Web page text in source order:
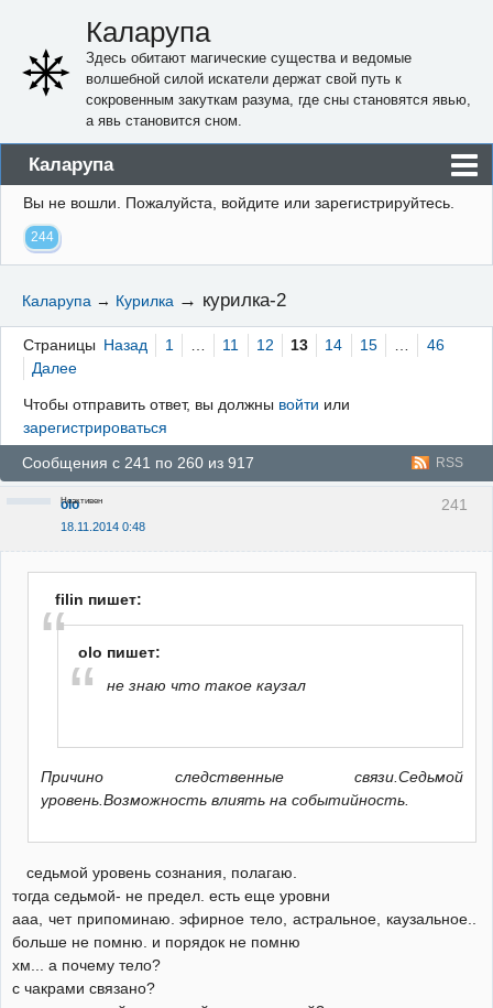
Каларупа
Здесь обитают магические существа и ведомые
волшебной силой искатели держат свой путь к
сокровенным закуткам разума, где сны становятся явью,
а явь становится сном.
Каларупа
Блог
Форум
Правила
Регистрация
Вход
Вы не вошли. Пожалуйста, войдите или зарегистрируйтесь.
244
Каларупа → Курилка → курилка-2
Страницы Назад 1 … 11 12 13 14 15 …
46
Далее
Чтобы отправить ответ, вы должны войти или
зарегистрироваться
RSS
Сообщения с 241 по 260 из 917
241
olo
18.11.2014 0:48
Неактивен
filin пишет:
olo пишет:
не знаю что такое каузал
Причино следственные связи.Седьмой
уровень.Возможность влиять на событийность.
седьмой уровень сознания, полагаю.
тогда седьмой- не предел. есть еще уровни
ааа, чет припоминаю. эфирное тело, астральное, каузальное..
больше не помню. и порядок не помню
хм... а почему тело?
с чакрами связано?